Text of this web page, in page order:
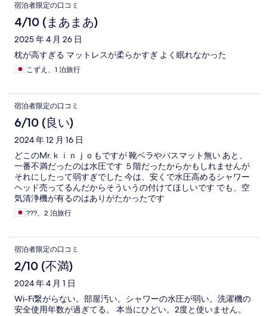
宿泊者限定の口コミ
4/10 (まあまあ)
2025 年 4 月 26 日
枕が高すぎる マットレスが柔らかすぎ よく眠れなかった
こずえ、1 泊旅行
宿泊者限定の口コミ
6/10 (良い)
2024 年 12 月 16 日
どこのMr.ｋｉｎｊｏもですが 靴ベラやバスマット無い あと、
一番不満だったのは水圧です ５階だったからかもしれませんが
それにしたって弱すぎでした 今は、安くで水圧高めるシャワー
ヘッド売ってるんだからそういうの付けてほしいです でも、空
気清浄機が有るのはありがたかったです
???、2 泊旅行
宿泊者限定の口コミ
2/10 (不満)
2024 年 4 月 1 日
Wi-Fi繋がらない。部屋汚い。シャワーの水圧が弱い。洗濯機の
安全使用年数が過ぎてる。 本当にひどい。2度と使いません。